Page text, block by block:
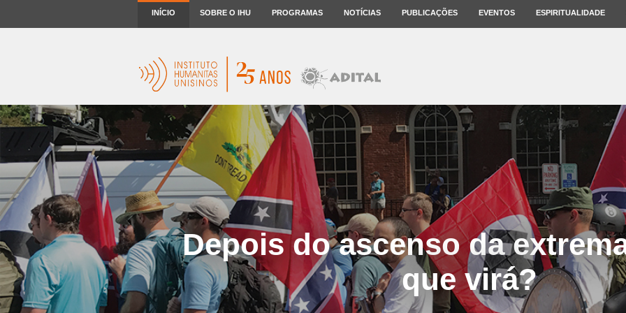
INÍCIO SOBRE O IHU PROGRAMAS NOTÍCIAS PUBLICAÇÕES EVENTOS ESPIRITUALIDADE
Depois do ascenso da
que virá?